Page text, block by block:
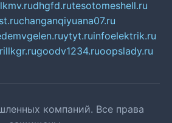
dhgfd.rutesotomeshell.ru
changanqiyuana07.ru
ytyt.ruinfoelektrik.ru
goodv1234.ruoopslady.ru
компаний. Все права